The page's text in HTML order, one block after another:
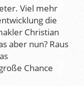
Viel mehr
die
Christian
aber nun? Raus
Chance